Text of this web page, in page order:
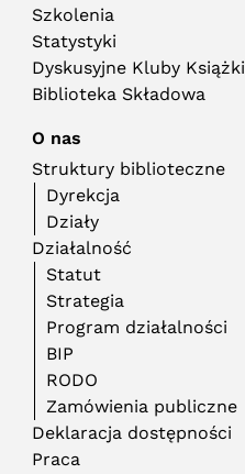
Szkolenia
Statystyki
Dyskusyjne Kluby Książki
Biblioteka Składowa
O nas
Struktury biblioteczne
Dyrekcja
Działy
Działalność
Statut
Strategia
Program działalności
BIP
RODO
Zamówienia publiczne
Deklaracja dostępności
Praca